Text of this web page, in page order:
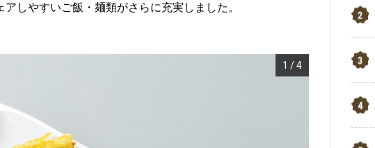
しやすいご飯・麺類がさらに充実しました。
1 /4